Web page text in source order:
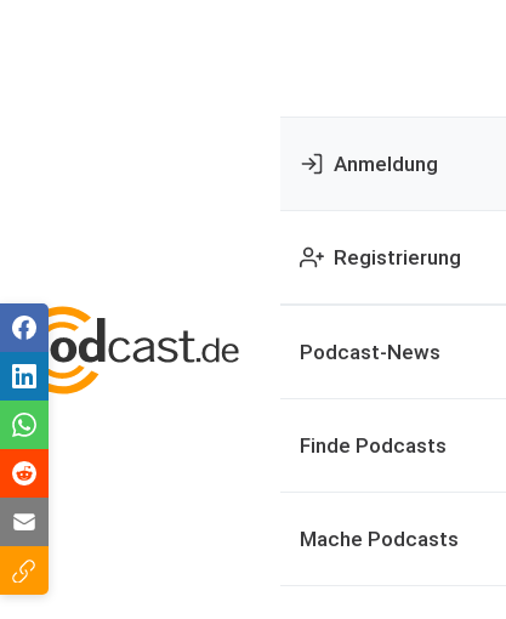
Anmeldung
Registrierung
Podcast-News
Finde Podcasts
Mache Podcasts